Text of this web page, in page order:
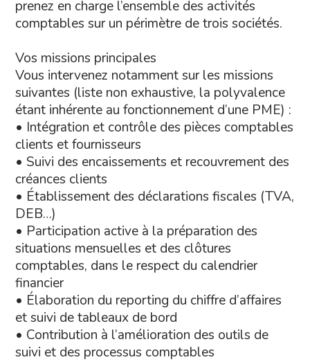
prenez en charge l’ensemble des activités
comptables sur un périmètre de trois sociétés.
Vos missions principales
Vous intervenez notamment sur les missions
suivantes (liste non exhaustive, la polyvalence
étant inhérente au fonctionnement d’une PME) :
• Intégration et contrôle des pièces comptables
clients et fournisseurs
• Suivi des encaissements et recouvrement des
créances clients
• Établissement des déclarations fiscales (TVA,
DEB…)
• Participation active à la préparation des
situations mensuelles et des clôtures
comptables, dans le respect du calendrier
financier
• Élaboration du reporting du chiffre d’affaires
et suivi de tableaux de bord
• Contribution à l’amélioration des outils de
suivi et des processus comptables